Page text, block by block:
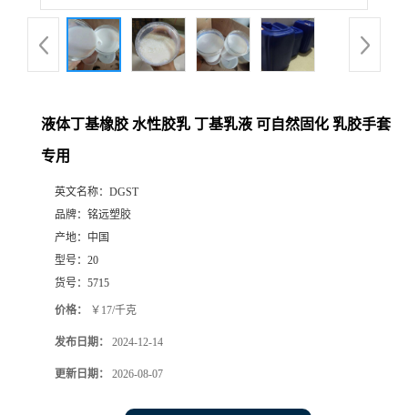
液体丁基橡胶 水性胶乳 丁基乳液 可自然固化 乳胶手套
专用
英文名称： DGST
品牌： 铭远塑胶
产地： 中国
型号： 20
货号： 5715
价格： ￥17/千克
发布日期： 2024-12-14
更新日期： 2026-08-07